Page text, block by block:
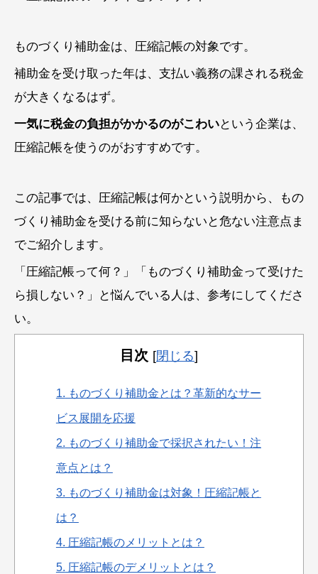
ものづくり補助金は、圧縮記帳の対象です。
補助金を受け取った年は、支払い義務の課される税金
が大きくなるはず。
一気に税金の負担がかかるのがこわいという企業は、
圧縮記帳を使うのがおすすめです。
この記事では、圧縮記帳は何かという説明から、もの
づくり補助金を受ける前に知らないと危ない注意点ま
でご紹介します。
「圧縮記帳って何？」「ものづくり補助金って受けた
ら損しない？」と悩んでいる人は、参考にしてくださ
い。
目次 [閉じる]
1. ものづくり補助金とは？革新的なサー
ビス展開を応援
2. ものづくり補助金で採択されたい！注
意点とは？
3. ものづくり補助金は対象！圧縮記帳と
は？
4. 圧縮記帳のメリットとは？
5. 圧縮記帳のデメリットとは？